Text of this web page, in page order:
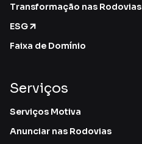
Transformação nas Rodovias
ESG
Faixa de Domínio
Serviços
Serviços Motiva
Anunciar nas Rodovias